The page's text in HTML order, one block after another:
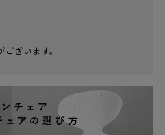
ざいます。